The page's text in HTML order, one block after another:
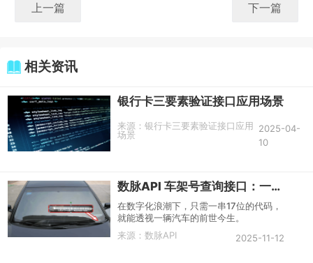
上一篇 下一篇
相关资讯
银行卡三要素验证接口应用场景
来源：银行卡三要素验证接口应用
场景
2025-04-
10
数脉API 车架号查询接口：一键解锁车辆“身份证”背后的秘密
在数字化浪潮下，只需一串17位的代码，
就能透视一辆汽车的前世今生。
来源：数脉API 2025-11-12